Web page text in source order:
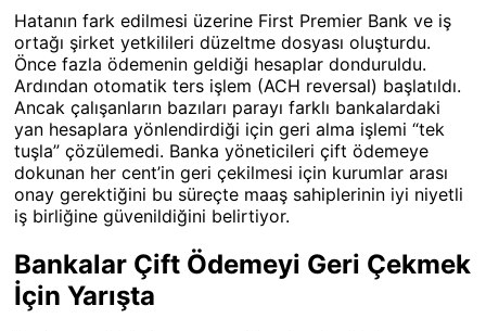
Hatanın fark edilmesi üzerine First Premier Bank ve iş
ortağı şirket yetkilileri düzeltme dosyası oluşturdu.
Önce fazla ödemenin geldiği hesaplar donduruldu.
Ardından otomatik ters işlem (ACH reversal) başlatıldı.
Ancak çalışanların bazıları parayı farklı bankalardaki
yan hesaplara yönlendirdiği için geri alma işlemi “tek
tuşla” çözülemedi. Banka yöneticileri çift ödemeye
dokunan her cent’in geri çekilmesi için kurumlar arası
onay gerektiğini bu süreçte maaş sahiplerinin iyi niyetli
iş birliğine güvenildiğini belirtiyor.
Bankalar Çift Ödemeyi Geri Çekmek
İçin Yarışta